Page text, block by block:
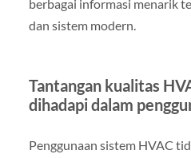
berbagai informasi menarik
dan sistem modern.
Tantangan kualitas
dihadapi dalam
Penggunaan sistem HVAC